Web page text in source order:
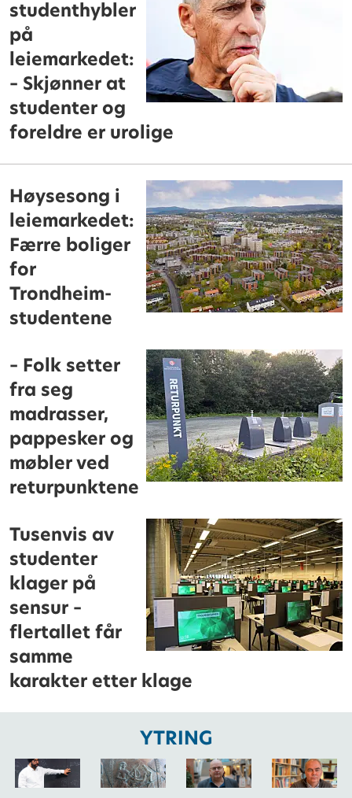
studenthybler
på
leiemarkedet:
– Skjønner at
studenter og
foreldre er urolige
Høysesong i
leiemarkedet:
Færre boliger
for
Trondheim-
studentene
– Folk setter
fra seg
madrasser,
pappesker og
møbler ved
returpunktene
Tusenvis av
studenter
klager på
sensur –
flertallet får
samme
karakter etter klage
YTRING